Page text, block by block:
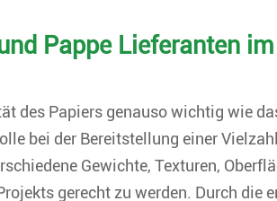
Pappe Lieferanten
des Papiers genauso wichtig wie
bei der Bereitstellung einer
Gewichte, Texturen,
gerecht zu werden. Durch die